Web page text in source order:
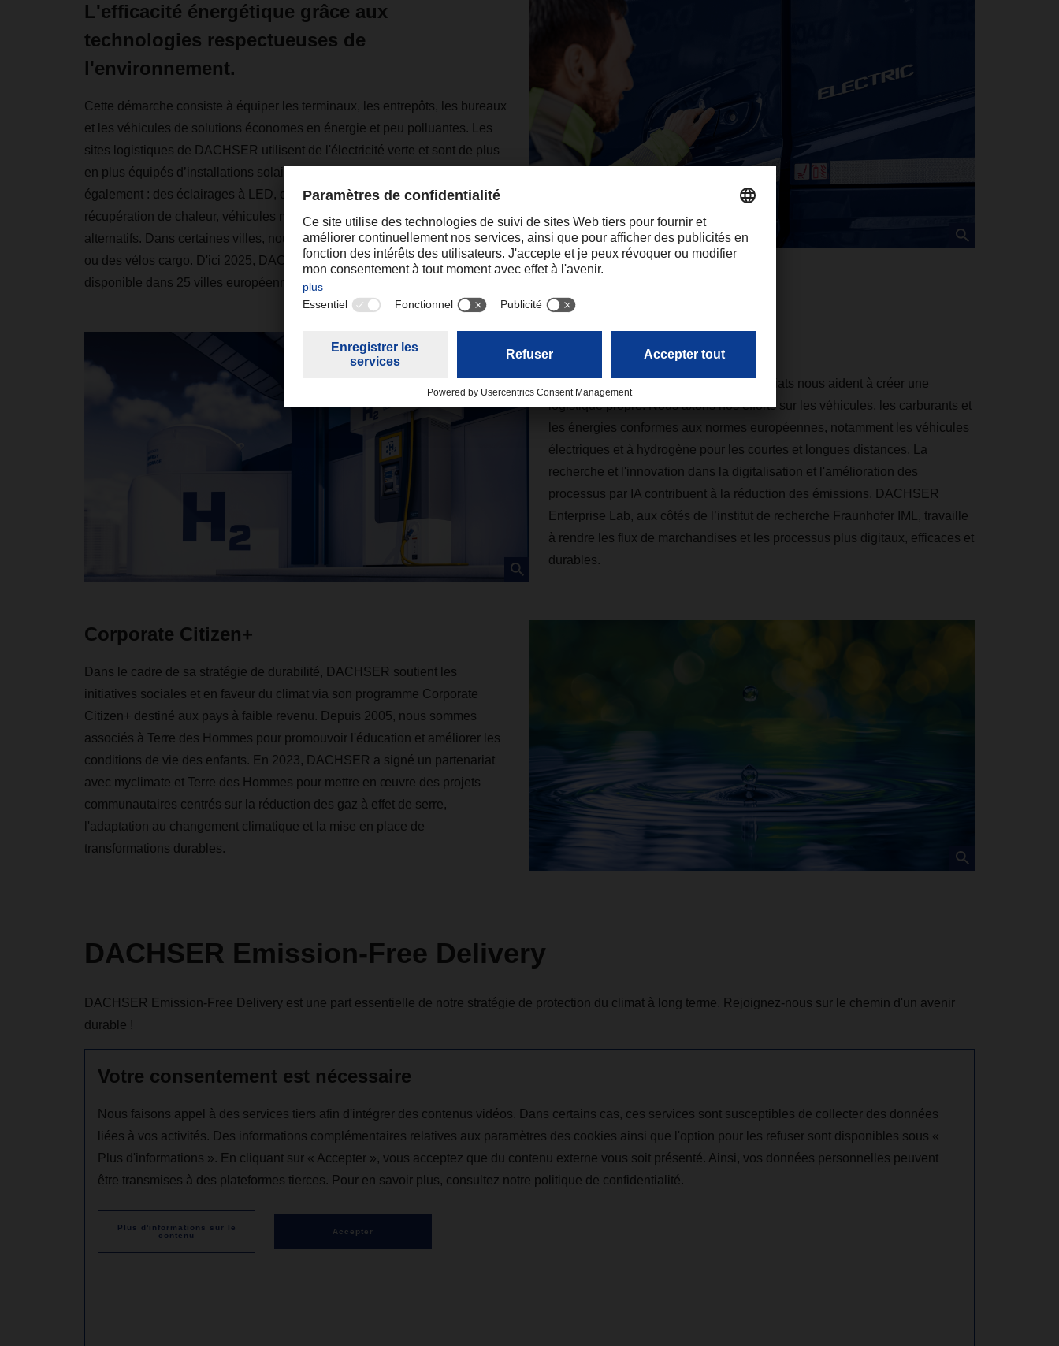
L'efficacité énergétique grâce aux
technologies respectueuses de
l'environnement.
Cette démarche consiste à équiper les terminaux, les entrepôts, les bureaux
et les véhicules de solutions économes en énergie et peu polluantes. Les
sites logistiques de DACHSER utilisent de l'électricité verte et sont de plus
en plus équipés d’installations solaires. Nos équipements comptent
également : des éclairages à LED, chariots élévateurs électriques,
récupération de chaleur, véhicules modernes et systèmes d'entraînement
alternatifs. Dans certaines villes, nous livrons avec des camions électriques
ou des vélos cargo. D'ici 2025, DACHSER Emission-Free Delivery sera
disponible dans 25 villes européennes.
Recherche et innovation
La recherche, l'innovation et les partenariats nous aident à créer une
logistique propre. Nous axons nos efforts sur les véhicules, les carburants et
les énergies conformes aux normes européennes, notamment les véhicules
électriques et à hydrogène pour les courtes et longues distances. La
recherche et l'innovation dans la digitalisation et l'amélioration des
processus par IA contribuent à la réduction des émissions. DACHSER
Enterprise Lab, aux côtés de l’institut de recherche Fraunhofer IML, travaille
à rendre les flux de marchandises et les processus plus digitaux, efficaces et
durables.
Corporate Citizen+
Dans le cadre de sa stratégie de durabilité, DACHSER soutient les
initiatives sociales et en faveur du climat via son programme Corporate
Citizen+ destiné aux pays à faible revenu. Depuis 2005, nous sommes
associés à Terre des Hommes pour promouvoir l'éducation et améliorer les
conditions de vie des enfants. En 2023, DACHSER a signé un partenariat
avec myclimate et Terre des Hommes pour mettre en œuvre des projets
communautaires centrés sur la réduction des gaz à effet de serre,
l'adaptation au changement climatique et la mise en place de
transformations durables.
DACHSER Emission-Free Delivery
DACHSER Emission-Free Delivery est une part essentielle de notre stratégie de protection du climat à long terme. Rejoignez-nous sur le chemin d'un avenir
durable !
Votre consentement est nécessaire
Nous faisons appel à des services tiers afin d'intégrer des contenus vidéos. Dans certains cas, ces services sont susceptibles de collecter des données
liées à vos activités. Des informations complémentaires relatives aux paramètres des cookies ainsi que l'option pour les refuser sont disponibles sous «
Plus d'informations ». En cliquant sur « Accepter », vous acceptez que du contenu externe vous soit présenté. Ainsi, vos données personnelles peuvent
être transmises à des plateformes tierces. Pour en savoir plus, consultez notre politique de confidentialité.
Plus d'informations sur le
contenu
Accepter